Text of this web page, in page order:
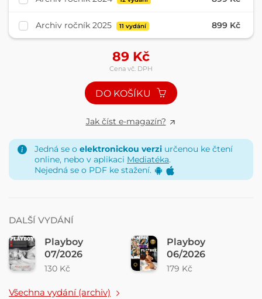
Archiv ročník 2025 11 vydání 899 Kč
89 Kč
Cena vč. DPH
DO KOŠÍKU
Jak číst e-magazín?
Jedná se o elektronickou verzi určenou ke čtení
online, nebo v aplikaci Mediatéka.
Nejedná se o PDF ke stažení.
DALŠÍ VYDÁNÍ
Playboy
07/2026
130 Kč
Playboy
06/2026
179 Kč
Všechna vydání (archiv)